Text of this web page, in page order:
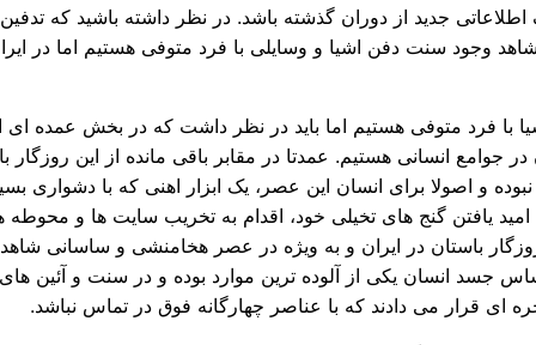
جدید از دوران گذشته باشد. در نظر داشته باشید که تدفین
سنت دفن اشیا و وسایلی با فرد متوفی هستیم اما در
با فرد متوفی هستیم اما باید در نظر داشت که در بخش عمده
انسانی هستیم. عمدتا در مقابر باقی مانده از این روزگار
و اصولا برای انسان این عصر، یک ابزار اهنی که با دشواری
امید یافتن گنج های تخیلی خود، اقدام به تخریب سایت ها و
باستان در ایران و به ویژه در عصر هخامنشی و ساسانی شاهد
جسد انسان یکی از آلوده ترین موارد بوده و در سنت و آئین
قرار می دادند که با عناصر چهارگانه فوق در تماس نباشد.